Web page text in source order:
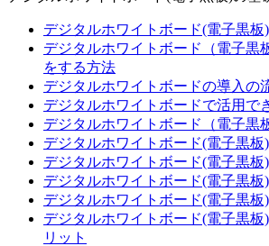
デジタルホワイトボード(電子黒板
デジタルホワイトボード（電子黒
をする方法
デジタルホワイトボードの導入の
デジタルホワイトボードで活用で
デジタルホワイトボード（電子黒
デジタルホワイトボード(電子黒板
デジタルホワイトボード(電子黒板
デジタルホワイトボード(電子黒板
デジタルホワイトボード(電子黒板
デジタルホワイトボード(電子黒板
リット